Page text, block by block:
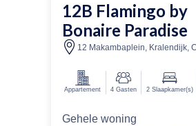
12B Flamingo by
Bonaire Paradise
12 Makambaplein, Kralendijk,
Appartement 4 Gasten 2 Slaapkamer(s)
Gehele woning